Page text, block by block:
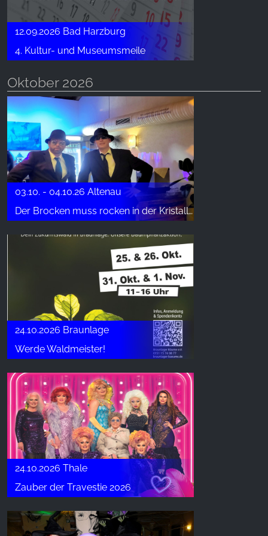
12.09.2026 Bad Harzburg
4. Kultur- und Museumsmeile
Oktober 2026
03.10. - 04.10.26 Altenau
Der Brocken muss rocken in der Kristalltherme "Heißer Brocken"
24.10.2026 Braunlage
Werde Waldmeister!
24.10.2026 Thale
Zauber der Travestie 2026
Name:
_ga, _gid, _gac_gb_
Provider:
Purpose:
Web sitesi kullanımına ilişkin istatistiklerin
toplanması
Cookie duration:
24 saat - 2 yıl